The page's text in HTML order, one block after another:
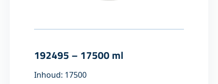
192495 – 17500 ml
Inhoud: 17500